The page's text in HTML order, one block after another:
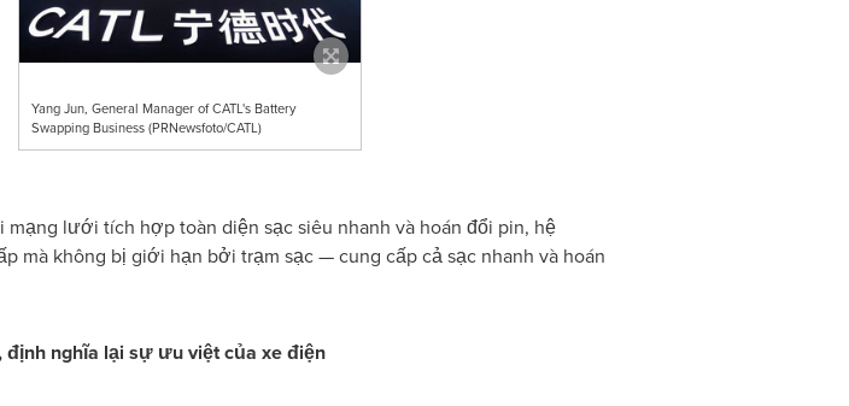
Yang Jun, General Manager of CATL's Battery
Swapping Business (PRNewsfoto/CATL)
lưới tích hợp toàn diện sạc siêu nhanh và hoán đổi pin, hệ
mà không bị giới hạn bởi trạm sạc — cung cấp cả sạc nhanh và hoán
nghĩa lại sự ưu việt của xe điện